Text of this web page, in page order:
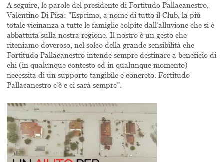
A seguire, le parole del presidente di Fortitudo Pallacanestro,
Valentino Di Pisa: ”Esprimo, a nome di tutto il Club, la più
totale vicinanza a tutte le famiglie colpite dall’alluvione che si è
abbattuta sulla nostra regione. Il nostro è un gesto che
riteniamo doveroso, nel solco della grande sensibilità che
Fortitudo Pallacanestro intende sempre destinare a beneficio di
chi (in qualunque contesto ed in qualunque momento)
necessita di un supporto tangibile e concreto. Fortitudo
Pallacanestro c’è e ci sarà sempre”.